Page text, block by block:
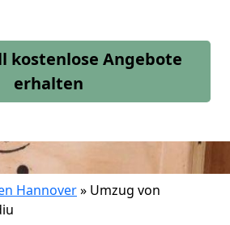
kostenlose Angebote
erhalten
Hannover» Umzug von